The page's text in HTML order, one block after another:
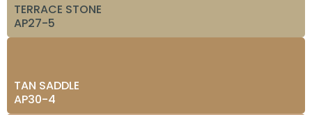
TERRACE STONE
AP27-5
TAN SADDLE
AP30-4